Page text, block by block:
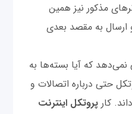
مذکور نیز همین
ارسال به مقصد بعدی
نمی‌دهد که آیا بسته‌ها به
حتی درباره اتصالات و
کارپروتکل اینترنت